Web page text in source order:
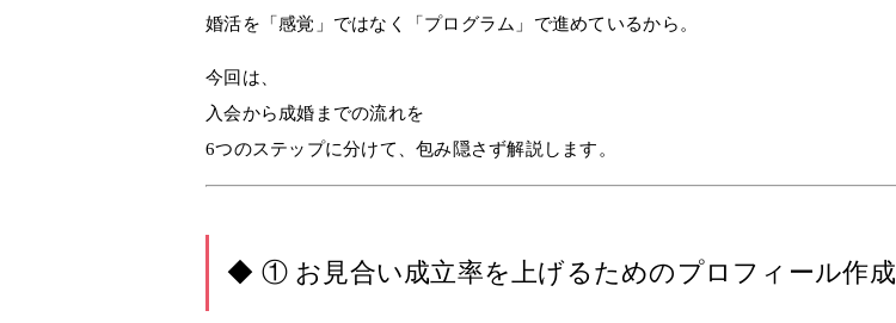
婚活を「感覚」ではなく「プログラム」で進めているから。
今回は、
入会から成婚までの流れを
6つのステップに分けて、包み隠さず解説します。
◆ ① お見合い成立率を上げるためのプロフィール作成